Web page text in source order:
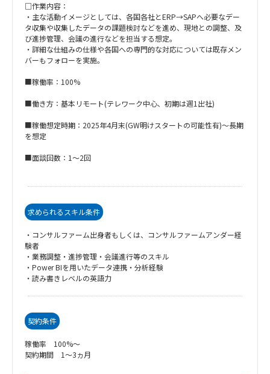
□作業内容：
・主な活動イメージとしては、各国各社とERP→SAPへ必要なデー
タ収集や収集したデータの課題検討などを進め、現地との調整、及
び進捗管理、会議の進行などを担当する想定。
・詳細な仕組みの仕様や各国への専門的な対応については既存メン
バーもフォローを実施。
■稼働率：100%
■働き方：基本リモート(テレワーク中心、初期は週1出社)
■稼働想定時期：2025年4月末(GW明けスタートの可能性有)～長期
を想定
■面談回数：1～2回
求められるスキル条件
・コンサルファーム出身者もしくは、コンサルファームアンダー経
験者
・業務調整・進捗管理・会議進行等のスキル
・Power BIを用いたデータ連携・分析経験
・読み書きレベルの英語力
契約条件
稼働率 100%～
契約期間 1～3ヵ月